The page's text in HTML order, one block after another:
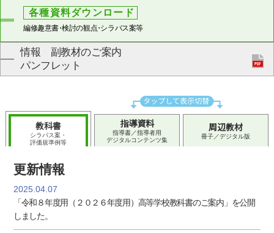
各種資料ダウンロード
編修趣意書・検討の観 点・シラバス案等
情報 副教材のご案内
パンフレット
教科書
シラバス案・
評価規準例等
指導資料
指導書／指導者用
デジタルコンテンツ集
周辺教材
冊子／デジタル版
更新情報
2025.04.07
「令和８年度用（２０２６年度用）高等学校教科書のご案内」を公開
しました。